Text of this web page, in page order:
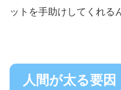
ットを手助けしてくれる
人間が太る要因